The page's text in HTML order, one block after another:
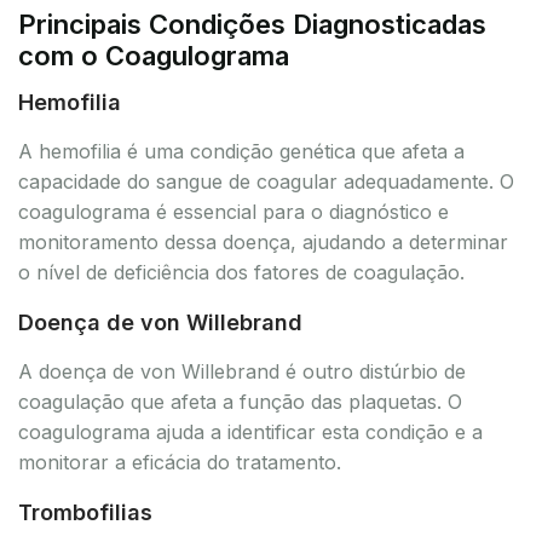
Principais Condições Diagnosticadas
com o Coagulograma
Hemofilia
A hemofilia é uma condição genética que afeta a
capacidade do sangue de coagular adequadamente. O
coagulograma é essencial para o diagnóstico e
monitoramento dessa doença, ajudando a determinar
o nível de deficiência dos fatores de coagulação.
Doença de von Willebrand
A doença de von Willebrand é outro distúrbio de
coagulação que afeta a função das plaquetas. O
coagulograma ajuda a identificar esta condição e a
monitorar a eficácia do tratamento.
Trombofilias